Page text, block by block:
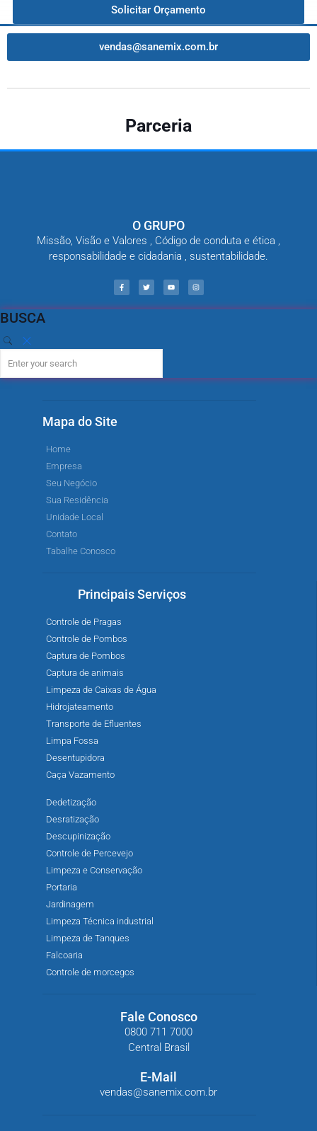
Solicitar Orçamento
vendas@sanemix.com.br
Parceria
O GRUPO
Missão, Visão e Valores , Código de conduta e ética ,
responsabilidade e cidadania , sustentabilidade.
BUSCA
Mapa do Site
Home
Empresa
Seu Negócio
Sua Residência
Unidade Local
Contato
Tabalhe Conosco
Principais Serviços
Controle de Pragas
Controle de Pombos
Captura de Pombos
Captura de animais
Limpeza de Caixas de Água
Hidrojateamento
Transporte de Efluentes
Limpa Fossa
Desentupidora
Caça Vazamento
Dedetização
Desratização
Descupinização
Controle de Percevejo
Limpeza e Conservação
Portaria
Jardinagem
Limpeza Técnica industrial
Limpeza de Tanques
Falcoaria
Controle de morcegos
Fale Conosco
0800 711 7000
Central Brasil
E-Mail
vendas@sanemix.com.br